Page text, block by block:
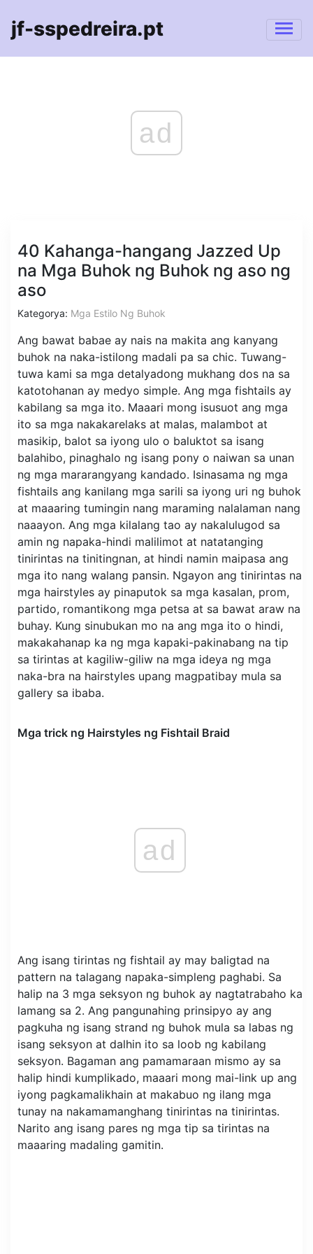
jf-sspedreira.pt
ad
40 Kahanga-hangang Jazzed Up
na Mga Buhok ng Buhok ng aso ng
aso
Kategorya: Mga Estilo Ng Buhok
Ang bawat babae ay nais na makita ang kanyang
buhok na naka-istilong madali pa sa chic. Tuwang-
tuwa kami sa mga detalyadong mukhang dos na sa
katotohanan ay medyo simple. Ang mga fishtails ay
kabilang sa mga ito. Maaari mong isusuot ang mga
ito sa mga nakakarelaks at malas, malambot at
masikip, balot sa iyong ulo o baluktot sa isang
balahibo, pinaghalo ng isang pony o naiwan sa unan
ng mga mararangyang kandado. Isinasama ng mga
fishtails ang kanilang mga sarili sa iyong uri ng buhok
at maaaring tumingin nang maraming nalalaman nang
naaayon. Ang mga kilalang tao ay nakalulugod sa
amin ng napaka-hindi malilimot at natatanging
tinirintas na tinitingnan, at hindi namin maipasa ang
mga ito nang walang pansin. Ngayon ang tinirintas na
mga hairstyles ay pinaputok sa mga kasalan, prom,
partido, romantikong mga petsa at sa bawat araw na
buhay. Kung sinubukan mo na ang mga ito o hindi,
makakahanap ka ng mga kapaki-pakinabang na tip
sa tirintas at kagiliw-giliw na mga ideya ng mga
naka-bra na hairstyles upang magpatibay mula sa
gallery sa ibaba.
Mga trick ng Hairstyles ng Fishtail Braid
ad
Ang isang tirintas ng fishtail ay may baligtad na
pattern na talagang napaka-simpleng paghabi. Sa
halip na 3 mga seksyon ng buhok ay nagtatrabaho ka
lamang sa 2. Ang pangunahing prinsipyo ay ang
pagkuha ng isang strand ng buhok mula sa labas ng
isang seksyon at dalhin ito sa loob ng kabilang
seksyon. Bagaman ang pamamaraan mismo ay sa
halip hindi kumplikado, maaari mong mai-link up ang
iyong pagkamalikhain at makabuo ng ilang mga
tunay na nakamamanghang tinirintas na tinirintas.
Narito ang isang pares ng mga tip sa tirintas na
maaaring madaling gamitin.